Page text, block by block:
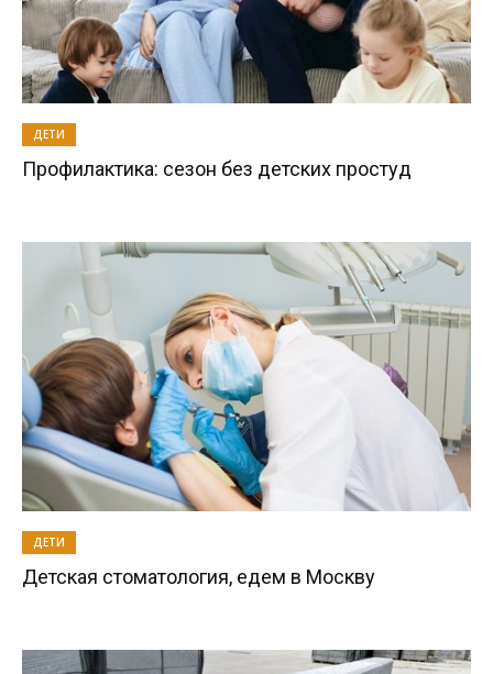
ДЕТИ
Профилактика: сезон без детских простуд
ДЕТИ
Детская стоматология, едем в Москву